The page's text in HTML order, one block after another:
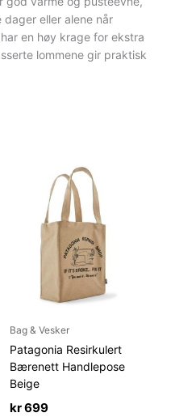
eller alene når
en høy krage for ekstra
lommene gir praktisk
Bag & Vesker
Patagonia Resirkulert
Bærenett Handlepose
Beige
kr699